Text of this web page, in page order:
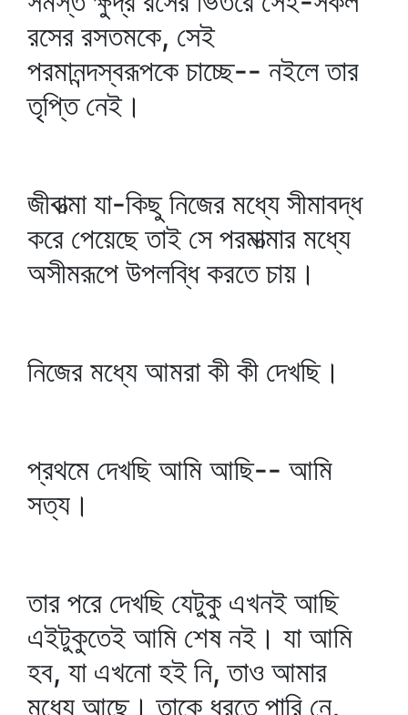
রসের রসতমকে, সেই
পরমানন্দস্বরূপকে চাচ্ছে-- নইলে তার
তৃপ্তি নেই।
জীবাত্মা যা-কিছু নিজের মধ্যে সীমাবদ্ধ
করে পেয়েছে তাই সে পরমাত্মার মধ্যে
অসীমরূপে উপলব্ধি করতে চায়।
নিজের মধ্যে আমরা কী কী দেখছি।
প্রথমে দেখছি আমি আছি-- আমি
সত্য।
তার পরে দেখছি যেটুকু এখনই আছি
এইটুকুতেই আমি শেষ নই। যা আমি
হব, যা এখনো হই নি, তাও আমার
মধ্যে আছে। তাকে ধরতে পারি নে,